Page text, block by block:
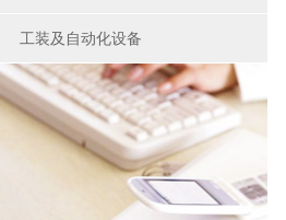
工装及自动化设备